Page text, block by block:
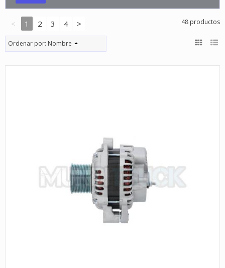
< 1 2 3 4 > 48 productos
Ordenar por: Nombre